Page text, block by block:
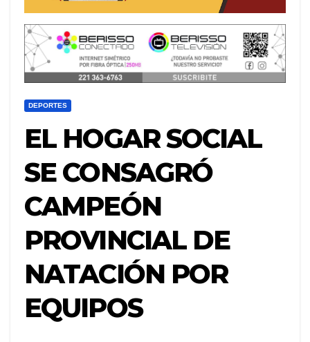
DEPORTES
EL HOGAR SOCIAL
SE CONSAGRÓ
CAMPEÓN
PROVINCIAL DE
NATACIÓN POR
EQUIPOS